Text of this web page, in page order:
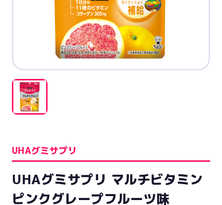
UHAグミサプリ
UHAグミサプリ マルチビタミン
ピンクグレープフルーツ味